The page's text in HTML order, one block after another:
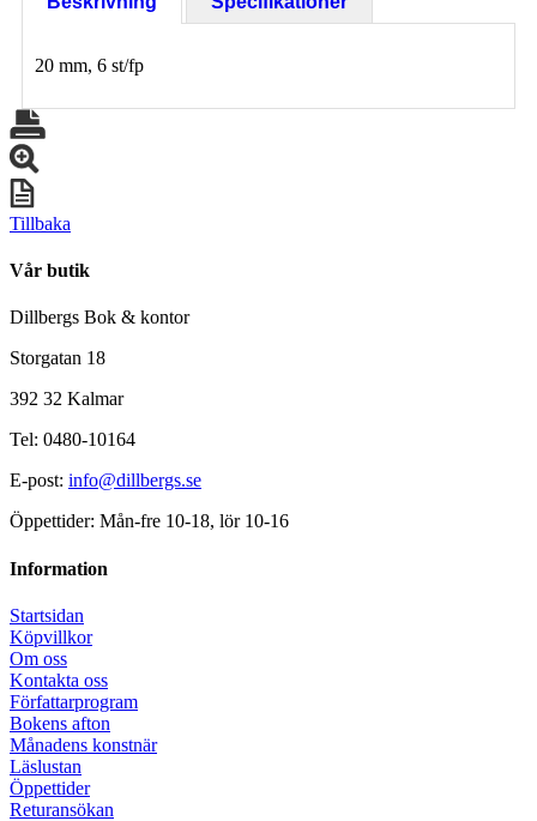
20 mm, 6 st/fp
Tillbaka
Vår butik
Dillbergs Bok & kontor
Storgatan 18
392 32 Kalmar
Tel: 0480-10164
E-post: info@dillbergs.se
Öppettider: Mån-fre 10-18, lör 10-16
Information
Startsidan
Köpvillkor
Om oss
Kontakta oss
Författarprogram
Bokens afton
Månadens konstnär
Läslustan
Öppettider
Returansökan